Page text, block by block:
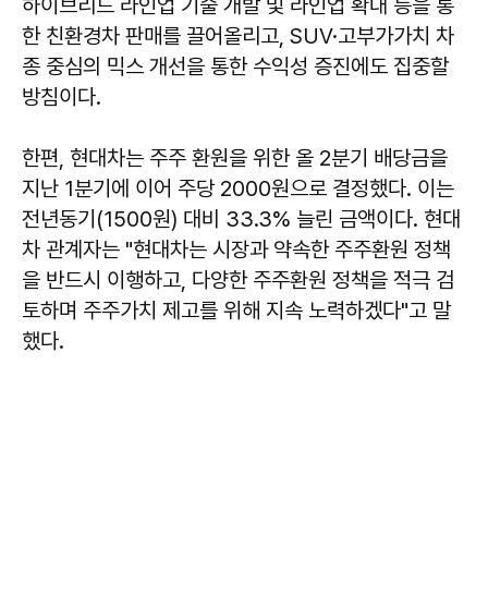
하이브리드 라인업 기술 개발 및 라인업 확대 등을 통
한 친환경차 판매를 끌어올리고, SUV·고부가가치 차
종 중심의 믹스 개선을 통한 수익성 증진에도 집중할
방침이다.
한편, 현대차는 주주 환원을 위한 올 2분기 배당금을
지난 1분기에 이어 주당 2000원으로 결정했다. 이는
전년동기(1500원) 대비 33.3% 늘린 금액이다. 현대
차 관계자는 "현대차는 시장과 약속한 주주환원 정책
을 반드시 이행하고, 다양한 주주환원 정책을 적극 검
토하며 주주가치 제고를 위해 지속 노력하겠다"고 말
했다.